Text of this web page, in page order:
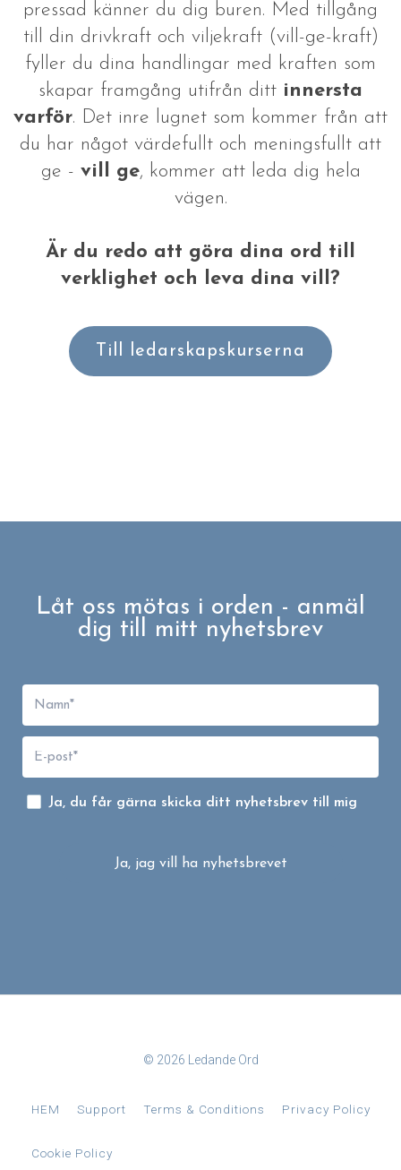
pressad känner du dig buren. Med tillgång
till din drivkraft och viljekraft (vill-ge-kraft)
fyller du dina handlingar med kraften som
skapar framgång utifrån ditt innersta
varför. Det inre lugnet som kommer från att
du har något värdefullt och meningsfullt att
ge - vill ge, kommer att leda dig hela
vägen.
Är du redo att göra dina ord till
verklighet och leva dina vill?
Till ledarskapskurserna
Låt oss mötas i orden - anmäl
dig till mitt nyhetsbrev
Ja, du får gärna skicka ditt nyhetsbrev till mig
Ja, jag vill ha nyhetsbrevet
© 2026 Ledande Ord
HEM Support Terms & Conditions Privacy Policy
Cookie Policy